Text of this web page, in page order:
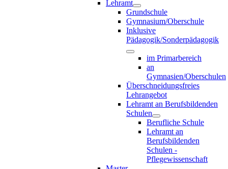
Lehramt
Grundschule
Gymnasium/Oberschule
Inklusive
Pädagogik/Sonderpädagogik
im Primarbereich
an
Gymnasien/Oberschulen
Überschneidungsfreies
Lehrangebot
Lehramt an Berufsbildenden
Schulen
Berufliche Schule
Lehramt an
Berufsbildenden
Schulen -
Pflegewissenschaft